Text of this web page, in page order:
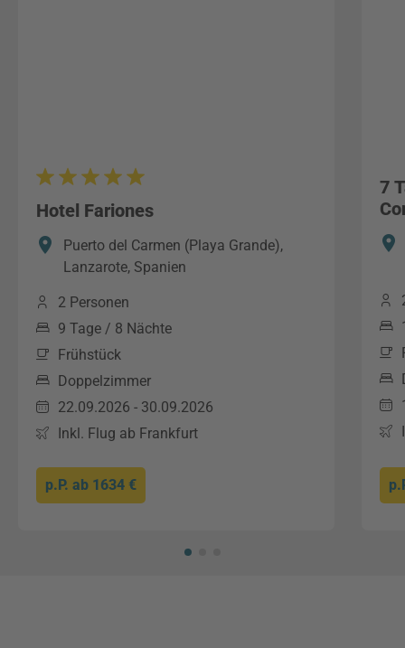
Hotel Fariones
Puerto del Carmen (Playa Grande),
Lanzarote, Spanien
2 Personen
9 Tage / 8 Nächte
Frühstück
Doppelzimmer
22.09.2026 - 30.09.2026
Inkl. Flug ab Frankfurt
p.P. ab 1634 €
7